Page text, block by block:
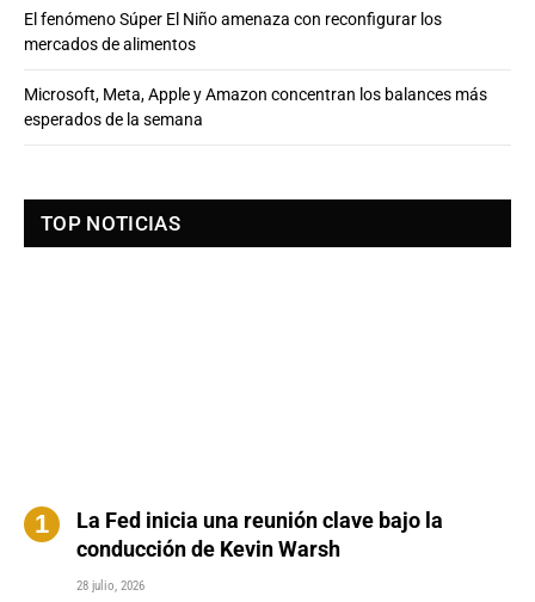
El fenómeno Súper El Niño amenaza con reconfigurar los
mercados de alimentos
Microsoft, Meta, Apple y Amazon concentran los balances más
esperados de la semana
TOP NOTICIAS
La Fed inicia una reunión clave bajo la
conducción de Kevin Warsh
28 julio, 2026